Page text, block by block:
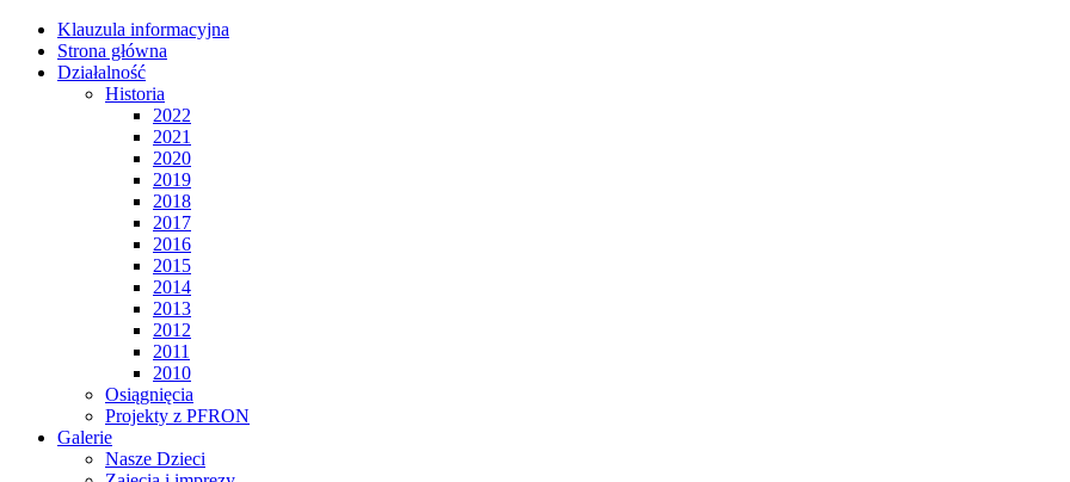
Klauzula informacyjna
Strona główna
Działalność
Historia
2022
2021
2020
2019
2018
2017
2016
2015
2014
2013
2012
2011
2010
Osiągnięcia
Projekty z PFRON
Galerie
Nasze Dzieci